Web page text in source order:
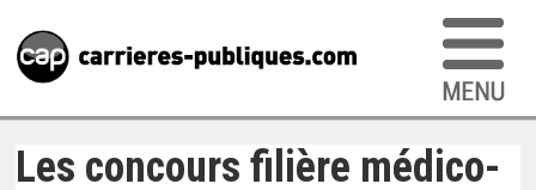
Les concours filière médico-